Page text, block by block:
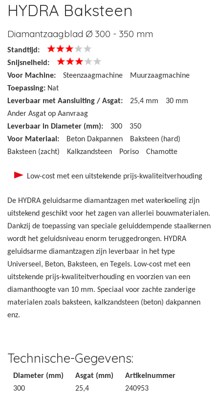
HYDRA Baksteen
Diamantzaagblad Ø 300 - 350 mm
Standtijd:
Snijsnelheid:
Voor Machine:
Steenzaagmachine
Muurzaagmachine
Toepassing: Nat
Leverbaar met Aansluiting / Asgat:
25,4 mm
30 mm
Ander Asgat op Aanvraag
Leverbaar in Diameter (mm):
300
350
Voor Materiaal:
Beton Dakpannen
Baksteen (hard)
Baksteen (zacht)
Kalkzandsteen Poriso Chamotte
Low-cost met een uitstekende prijs-kwaliteitverhouding
De HYDRA geluidsarme diamantzagen met waterkoeling zijn
uitstekend geschikt voor het zagen van allerlei bouwmaterialen.
Dankzij de toepassing van speciale geluiddempende staalkernen
wordt het geluidsniveau enorm teruggedrongen. HYDRA
geluidsarme diamantzagen zijn leverbaar in het type
Universeel, Beton, Baksteen, en Tegels. Low-cost met een
uitstekende prijs-kwaliteitverhouding en voorzien van een
diamanthoogte van 10 mm. Speciaal voor zachte zanderige
materialen zoals baksteen, kalkzandsteen (beton) dakpannen
enz.
Technische-Gegevens:
Diameter (mm) Asgat (mm)
Artikelnummer
300
25,4
240953